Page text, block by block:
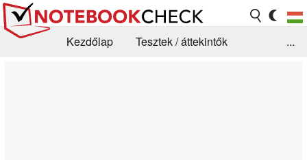
Kezdőlap
Tesztek / áttekintők
...